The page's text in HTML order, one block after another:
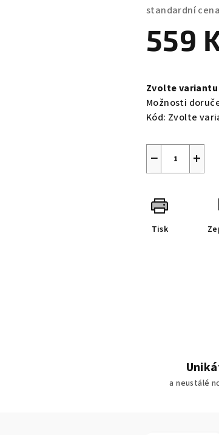
standardní
559
cena:
Zvolte variantu
Možnosti
Kód: Zvolte
+
−
Tisk
a neustálé